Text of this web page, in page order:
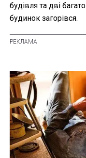
будівля та дві
будинок загорівся.